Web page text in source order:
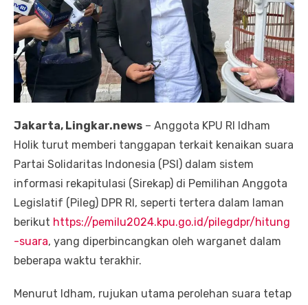
Jakarta, Lingkar.news – Anggota KPU RI Idham
Holik turut memberi tanggapan terkait kenaikan suara
Partai Solidaritas Indonesia (PSI) dalam sistem
informasi rekapitulasi (Sirekap) di Pemilihan Anggota
Legislatif (Pileg) DPR RI, seperti tertera dalam laman
berikut https://pemilu2024.kpu.go.id/pilegdpr/hitung
-suara, yang diperbincangkan oleh warganet dalam
beberapa waktu terakhir.
Menurut Idham, rujukan utama perolehan suara tetap